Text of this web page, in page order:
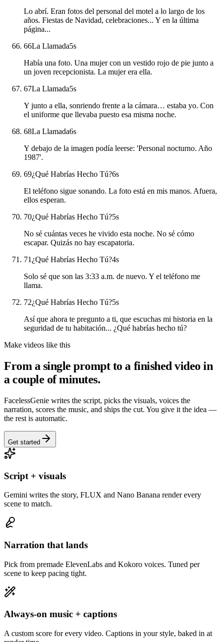
Lo abrí. Eran fotos del personal del motel a lo largo de los
años. Fiestas de Navidad, celebraciones... Y en la última
página...
66La Llamada5s
Había una foto. Una mujer con un vestido rojo de pie junto a
un joven recepcionista. La mujer era ella.
67La Llamada5s
Y junto a ella, sonriendo frente a la cámara… estaba yo. Con
el uniforme que llevaba puesto esa misma noche.
68La Llamada6s
Y debajo de la imagen podía leerse: 'Personal nocturno. Año
1987'.
69¿Qué Habrías Hecho Tú?6s
El teléfono sigue sonando. La foto está en mis manos. Afuera,
ellos esperan.
70¿Qué Habrías Hecho Tú?5s
No sé cuántas veces he vivido esta noche. No sé cómo
escapar. Quizás no hay escapatoria.
71 ¿Qué Habrías Hecho Tú?4s
Solo sé que son las 3:33 a.m. de nuevo. Y el teléfono me
llama.
72¿Qué Habrías Hecho Tú?5s
Así que ahora te pregunto a ti, que escuchas mi historia en la
seguridad de tu habitación... ¿Qué habrías hecho tú?
Make videos like this
From a single prompt to a finished video in
a couple of minutes.
FacelessGenie writes the script, picks the visuals, voices the
narration, scores the music, and ships the cut. You give it the idea —
the rest is automatic.
Get started
Script + visuals
Gemini writes the story, FLUX and Nano Banana render every
scene to match.
Narration that lands
Pick from premade ElevenLabs and Kokoro voices. Tuned per
scene to keep pacing tight.
Always-on music + captions
A custom score for every video. Captions in your style, baked in at